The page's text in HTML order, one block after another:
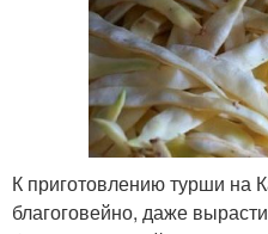
К приготовлению турши на
благоговейно, даже